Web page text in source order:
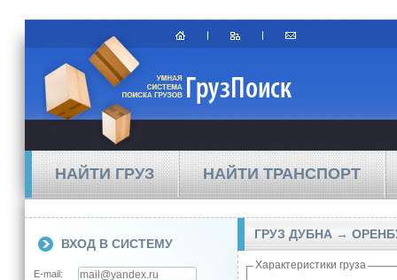
НАЙТИ ГРУЗ НАЙТИ ТРАНСПОРТ
ВХОД В СИСТЕМУ
E-mail:
ГРУЗ ДУБНА →
Характеристики груза